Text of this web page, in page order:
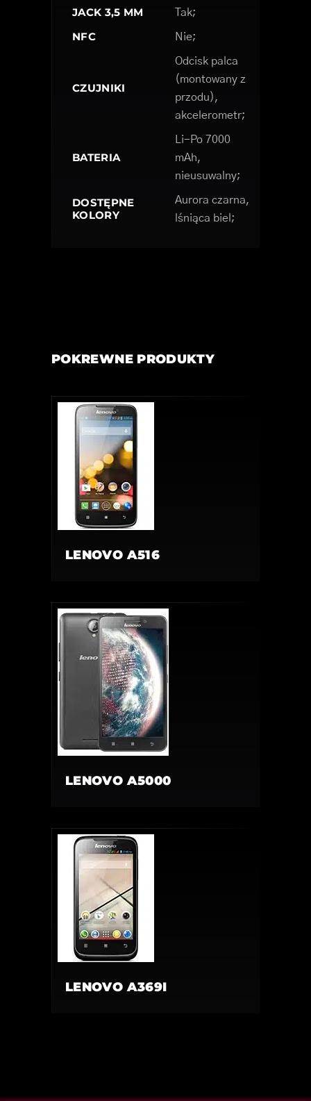
JACK 3,5 MM Tak;
NFC Nie;
CZUJNIKI
Odcisk palca
(montowany z
przodu),
akcelerometr;
BATERIA
Li-Po 7000
mAh,
nieusuwalny;
DOSTĘPNE
KOLORY
Aurora czarna,
lśniąca biel;
POKREWNE PRODUKTY
LENOVO A516
LENOVO A5000
LENOVO A369I